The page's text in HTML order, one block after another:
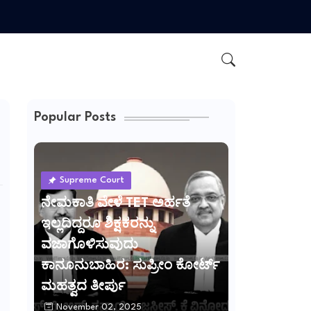
Popular Posts
Supreme Court
ನೇಮಕಾತಿ ವೇಳೆ TET ಅರ್ಹತೆ
ಇಲ್ಲದಿದ್ದರೂ ಶಿಕ್ಷಕರನ್ನು
ವಜಾಗೊಳಿಸುವುದು
ಕಾನೂನುಬಾಹಿರ: ಸುಪ್ರೀಂ ಕೋರ್ಟ್
ಮಹತ್ವದ ತೀರ್ಪು
November 02, 2025